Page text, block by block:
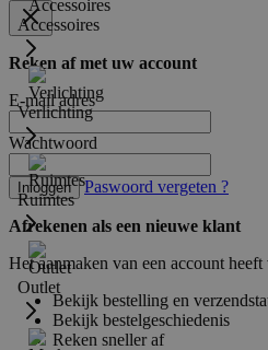
Accessoires
Verlichting
Ruimtes
Outlet
Reken af met uw account
E-mail adres
Wachtwoord
Inloggen Paswoord vergeten ?
Afrekenen als een nieuwe klant
Het aanmaken van een account
Bekijk bestelling en
Bekijk bestelgeschiedenis
Reken sneller af